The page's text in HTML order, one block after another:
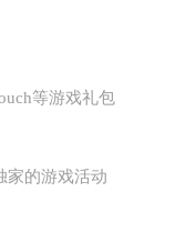
等游戏礼包
家的游戏活动